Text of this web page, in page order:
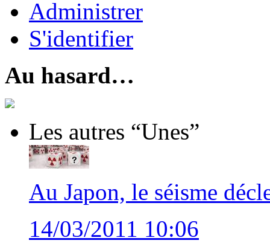
Administrer
S'identifier
Au hasard…
Les autres “Unes”
Au Japon, le séisme
14/03/2011 10:06